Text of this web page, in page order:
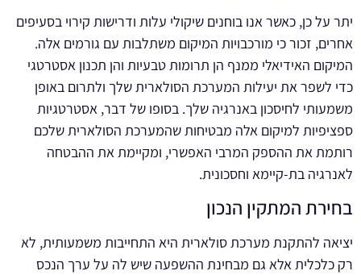
יתר על כן, כאשר אנו בוחנים שיקולי עלות ודרישות קירוי בסעיפים
אחרים, זכור כי מורכבויות המיקום משתלבות עם גורמים אלה.
המיקום האידיאלי ממנף הן תרומות טבעיות והן תכנון אסטרטגי
כדי לשפר את יעילות המערכת הסולארית שלך ולתרום באופן
משמעותי לחיסכון באנרגיה שלך. בסופו של דבר, אסטרטגיות
ספציפיות למיקום אלה מבטיחות שהמערכת הסולארית שלכם
רותמת את ההספק המרבי האפשרי, ומקיימת את ההבטחה
לאנרגיה בת-קיימא וחסכונית.
בחירת המתקין הנכון
יציאה להתקנת מערכת סולארית היא התחייבות משמעותית, לא
רק כלכלית אלא גם מבחינת ההשפעה שיש לה על ערך הנכס